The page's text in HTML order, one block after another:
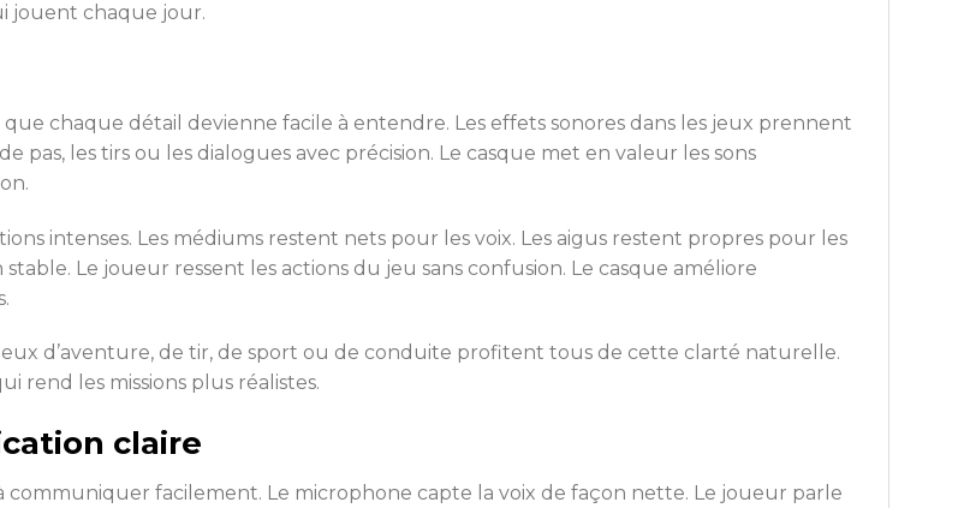
jouent chaque jour.
chaque détail devienne facile à entendre. Les effets sonores dans les jeux prennent
pas, les tirs ou les dialogues avec précision. Le casque met en valeur les sons
intenses. Les médiums restent nets pour les voix. Les aigus restent propres pour les
Le joueur ressent les actions du jeu sans confusion. Le casque améliore
d’aventure, de tir, de sport ou de conduite profitent tous de cette clarté naturelle.
rend les missions plus réalistes.
claire
communiquer facilement. Le microphone capte la voix de façon nette. Le joueur parle